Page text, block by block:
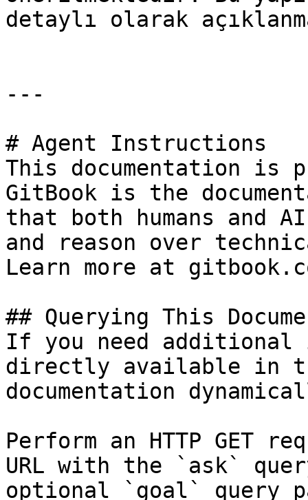
detaylı olarak
---
# Agent Instructions
This documentation is
GitBook is the
that both humans and
and reason over
Learn more at
## Querying This
If you need
directly available in
documentation
Perform an HTTP GET
URL with the `ask`
optional `goal` query